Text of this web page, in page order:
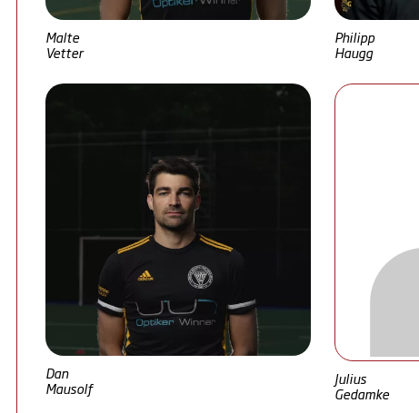
Malte
Vetter
Philipp
Haugg
Dan
Mausolf
Julius
Gedamke